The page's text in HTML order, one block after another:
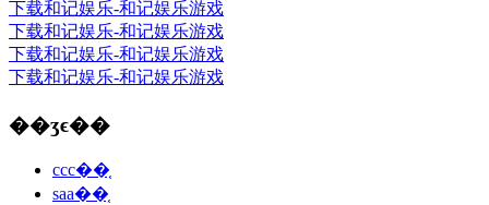
下载和记娱乐-和记娱乐游戏
下载和记娱乐-和记娱乐游戏
下载和记娱乐-和记娱乐游戏
下载和记娱乐-和记娱乐游戏
��ʒϵ��
ccc��֤
saa��֤